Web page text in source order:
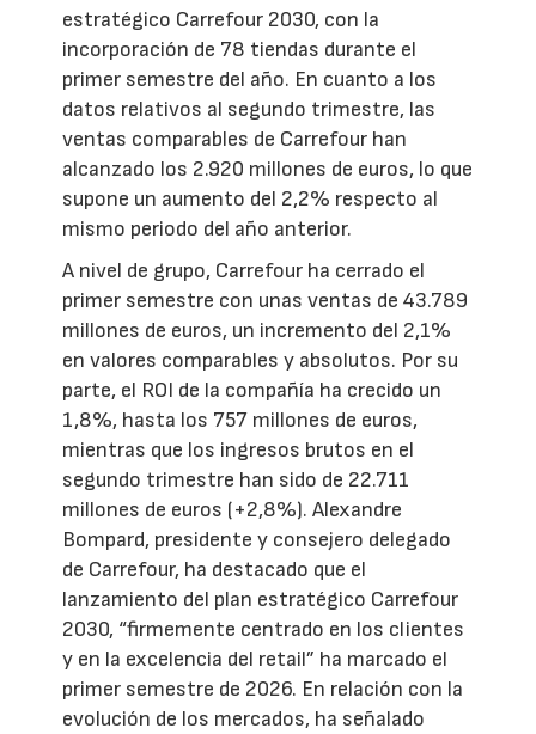
estratégico Carrefour 2030, con la
incorporación de 78 tiendas durante el
primer semestre del año. En cuanto a los
datos relativos al segundo trimestre, las
ventas comparables de Carrefour han
alcanzado los 2.920 millones de euros, lo que
supone un aumento del 2,2% respecto al
mismo periodo del año anterior.
A nivel de grupo, Carrefour ha cerrado el
primer semestre con unas ventas de 43.789
millones de euros, un incremento del 2,1%
en valores comparables y absolutos. Por su
parte, el ROI de la compañía ha crecido un
1,8%, hasta los 757 millones de euros,
mientras que los ingresos brutos en el
segundo trimestre han sido de 22.711
millones de euros (+2,8%). Alexandre
Bompard, presidente y consejero delegado
de Carrefour, ha destacado que el
lanzamiento del plan estratégico Carrefour
2030, “firmemente centrado en los clientes
y en la excelencia del retail” ha marcado el
primer semestre de 2026. En relación con la
evolución de los mercados, ha señalado